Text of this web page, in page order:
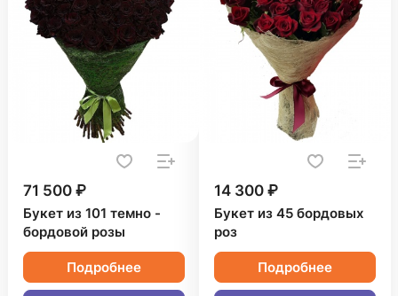
71 500 ₽
Букет из 101 темно -
бордовой розы
Подробнее
14 300 ₽
Букет из 45 бордовых
роз
Подробнее